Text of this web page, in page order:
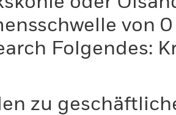
von
Folgendes:
zu